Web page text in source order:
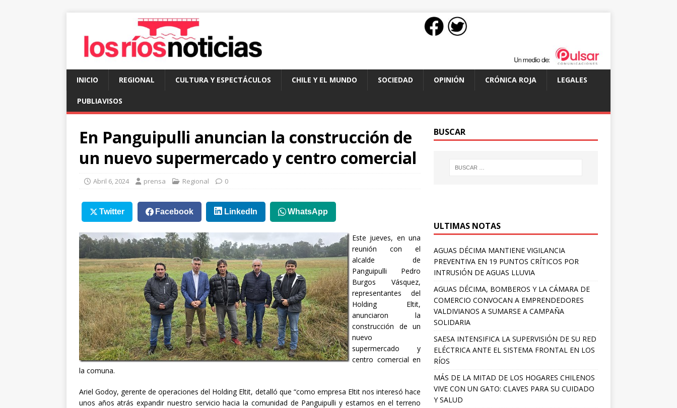
INICIO REGIONAL CULTURA Y ESPECTÁCULOS CHILE Y EL MUNDO SOCIEDAD OPINIÓN CRÓNICA ROJA LEGALES
PUBLIAVISOS
En Panguipulli anuncian la construcción de
un nuevo supermercado y centro comercial
Abril 6, 2024 prensa Regional 0
Twitter Facebook LinkedIn WhatsApp
Este jueves, en una
reunión con el
alcalde de
Panguipulli Pedro
Burgos Vásquez,
representantes del
Holding Eltit,
anunciaron la
construcción de un
nuevo
supermercado y
centro comercial en
la comuna.
Ariel Godoy, gerente de operaciones del Holding Eltit, detalló que “como empresa Eltit nos interesó hace
unos años atrás expandir nuestro servicio hacia la comunidad de Panguipulli y estamos en el terreno
BUSCAR
ULTIMAS NOTAS
AGUAS DÉCIMA MANTIENE VIGILANCIA
PREVENTIVA EN 19 PUNTOS CRÍTICOS POR
INTRUSIÓN DE AGUAS LLUVIA
AGUAS DÉCIMA, BOMBEROS Y LA CÁMARA DE
COMERCIO CONVOCAN A EMPRENDEDORES
VALDIVIANOS A SUMARSE A CAMPAÑA
SOLIDARIA
SAESA INTENSIFICA LA SUPERVISIÓN DE SU RED
ELÉCTRICA ANTE EL SISTEMA FRONTAL EN LOS
RÍOS
MÁS DE LA MITAD DE LOS HOGARES CHILENOS
VIVE CON UN GATO: CLAVES PARA SU CUIDADO
Y SALUD